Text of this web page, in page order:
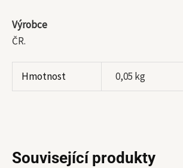
Výrobce
ČR.
Hmotnost 0,05 kg
Související produkty